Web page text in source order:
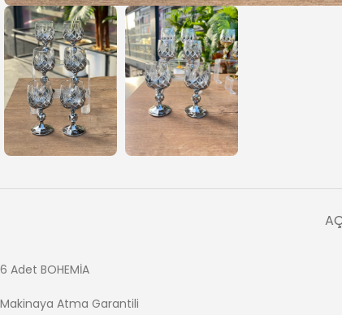
6 Adet BOHEMİA
Makinaya Atma Garantili